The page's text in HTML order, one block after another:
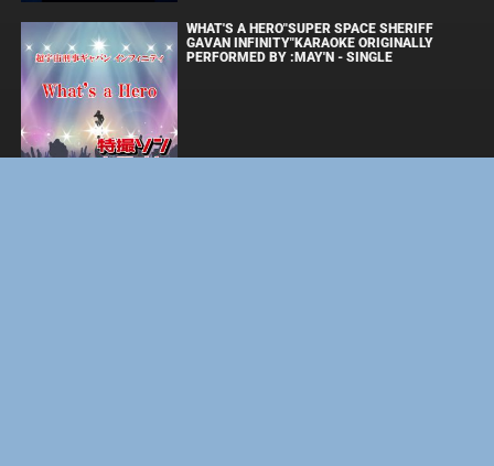
WHAT'S A HERO"SUPER SPACE SHERIFF
GAVAN INFINITY"KARAOKE ORIGINALLY
PERFORMED BY :MAY'N - SINGLE